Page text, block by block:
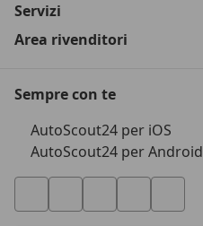
Servizi
Area rivenditori
Sempre con te
AutoScout24 per iOS
AutoScout24 per Android